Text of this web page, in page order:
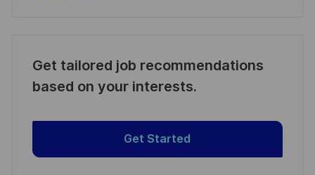
Get tailored job recommendations
based on your interests.
Get Started